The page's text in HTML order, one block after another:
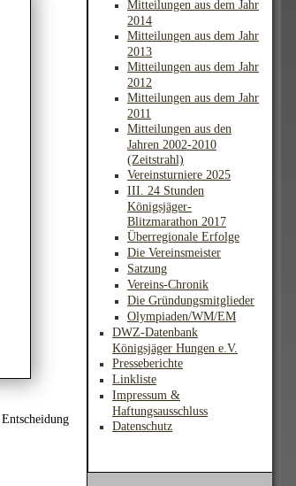
Mitteilungen aus dem Jahr
2014
Mitteilungen aus dem Jahr
2013
Mitteilungen aus dem Jahr
2012
Mitteilungen aus dem Jahr
2011
Mitteilungen aus den
Jahren 2002-2010
(Zeitstrahl)
Vereinsturniere 2025
III. 24 Stunden
Königsjäger-
Blitzmarathon 2017
Überregionale Erfolge
Die Vereinsmeister
Satzung
Vereins-Chronik
Die Gründungsmitglieder
Olympiaden/WM/EM
DWZ-Datenbank
Königsjäger Hungen e.V.
Presseberichte
Linkliste
Impressum &
Haftungsausschluss
Datenschutz